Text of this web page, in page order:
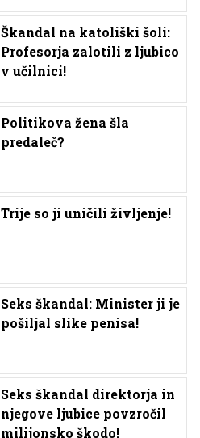
Škandal na katoliški šoli:
Profesorja zalotili z ljubico
v učilnici!
Politikova žena šla
predaleč?
Trije so ji uničili življenje!
Seks škandal: Minister ji je
pošiljal slike penisa!
Seks škandal direktorja in
njegove ljubice povzročil
milijonsko škodo!